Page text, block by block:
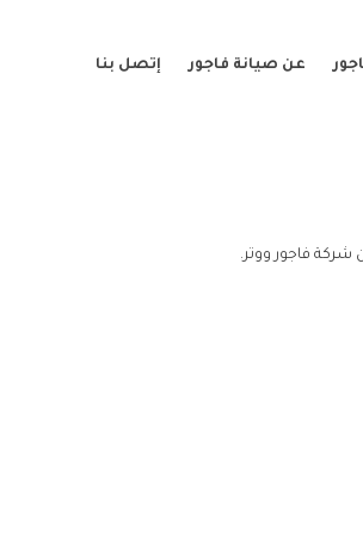
عن صيانة فاجور إتصل بنا
شركة فاجور ووتر.